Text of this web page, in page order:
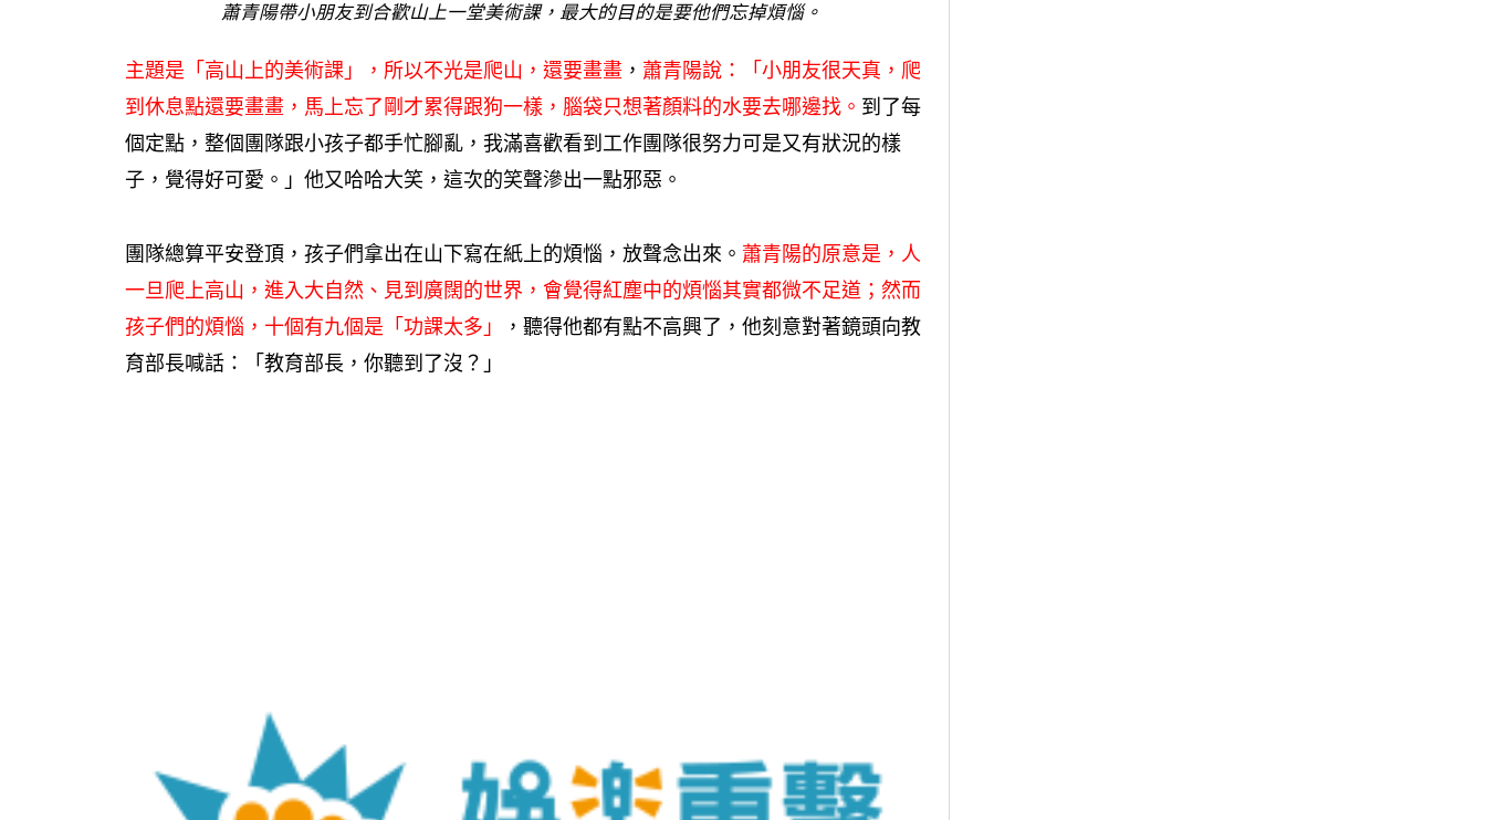
蕭青陽帶小朋友到合歡山上一堂美術課，最大的目的是要他們忘掉煩惱。
主題是「高山上的美術課」，所以不光是爬山，還要畫畫 ， 蕭青陽說：「小朋友很天真，爬
到休息點還要畫畫，馬上忘了剛才累得跟狗一樣，腦袋只想著顏料的水要去哪邊找。 到了每
個定點，整個團隊跟小孩子都手忙腳亂，我滿喜歡看到工作團隊很努力可是又有狀況的樣
子，覺得好可愛。」他又哈哈大笑，這次的笑聲滲出一點邪惡。
團隊總算平安登頂，孩子們拿出在山下寫在紙上的煩惱，放聲念出來。 蕭青陽的原意是，人
一旦爬上高山，進入大自然、見到廣闊的世界，會覺得紅塵中的煩惱其實都微不足道；然而
孩子們的煩惱，十個有九個是「功課太多」
，聽得他都有點不高興了，他刻意對著鏡頭向教
育部長喊話：「教育部長，你聽到了沒？」